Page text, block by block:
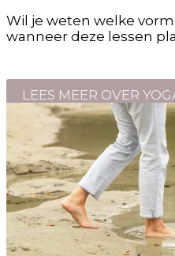
Wil je weten welke
wanneer deze lessen
LEES MEER OVER